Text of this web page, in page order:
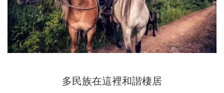
多民族在這裡和諧棲居